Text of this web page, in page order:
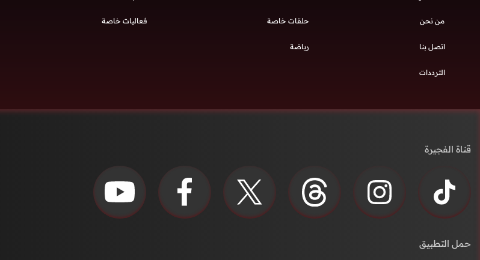
من نحن
اتصل بنا
الترددات
حلقات خاصة فعاليات خاصة
رياضة
قناة الفجيرة
حمل التطبيق